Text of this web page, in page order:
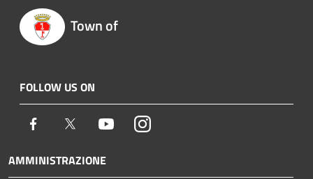
Town of
FOLLOW US ON
Facebook Twitter YoutubeInstagram
AMMINISTRAZIONE